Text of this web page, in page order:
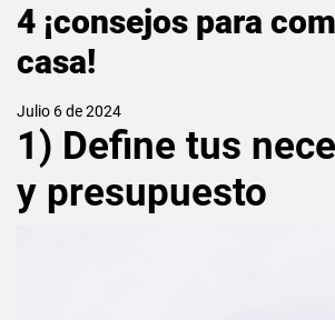
4 ¡consejos para
casa!
Julio 6 de 2024
1) Define tus
y presupuesto